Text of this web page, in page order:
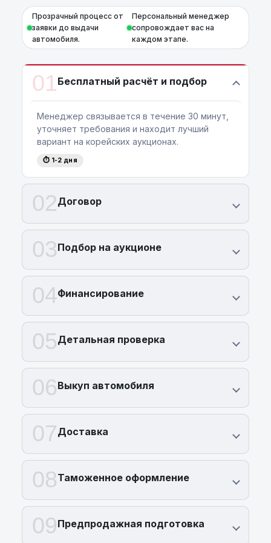
Прозрачный процесс от
заявки до выдачи
автомобиля.
Персональный менеджер
сопровождает вас на
каждом этапе.
01Бесплатный расчёт и подбор
Менеджер связывается в течение 30 минут,
уточняет требования и находит лучший
вариант на корейских аукционах.
⏱ 1-2 дня
02Договор
03Подбор на аукционе
04Финансирование
05Детальная проверка
06Выкуп автомобиля
07Доставка
08Таможенное оформление
09Предпродажная подготовка